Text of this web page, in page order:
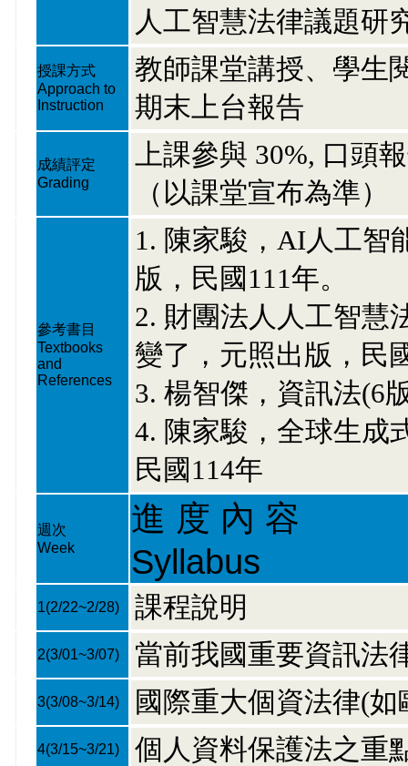
人工智慧法律議題研
授課方式
Approach to
Instruction
教師課堂講授、學生
期末上台報告
成績評定
Grading
上課參與 30%, 口頭
（以課堂宣布為準）
參考書目
Textbooks
and
References
1. 陳家駿，AI人工智
版，民國111年。
2. 財團法人人工智慧
變了，元照出版，民
3. 楊智傑，資訊法(6
4. 陳家駿，全球生成
民國114年
週次
Week
進 度 內 容
Syllabus
1(2/22~2/28) 課程說明
2(3/01~3/07) 當前我國重要資訊法
3(3/08~3/14) 國際重大個資法律(
4(3/15~3/21) 個人資料保護法之重